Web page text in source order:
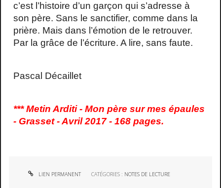
c’est l’histoire d’un garçon qui s’adresse à
son père. Sans le sanctifier, comme dans la
prière. Mais dans l’émotion de le retrouver.
Par la grâce de l’écriture. A lire, sans faute.
Pascal Décaillet
*** Metin Arditi - Mon père sur mes épaules
- Grasset - Avril 2017 - 168 pages.
LIEN PERMANENT CATÉGORIES : NOTES DE LECTURE